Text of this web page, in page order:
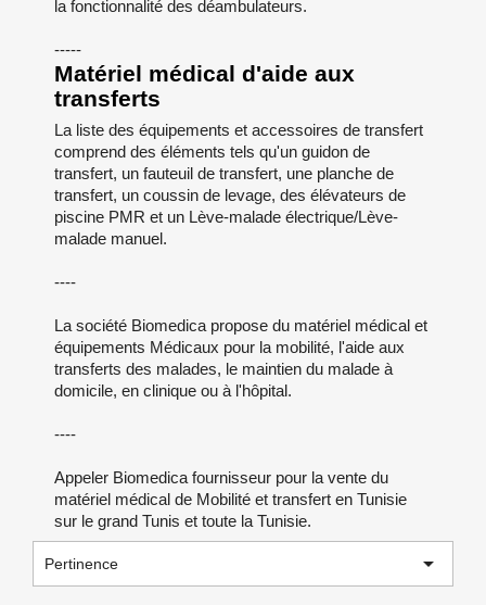
la fonctionnalité des déambulateurs.
-----
Matériel médical d'aide aux
transferts
La liste des équipements et accessoires de transfert
comprend des éléments tels qu'un guidon de
transfert, un fauteuil de transfert, une planche de
transfert, un coussin de levage, des élévateurs de
piscine PMR et un Lève-malade électrique/Lève-
malade manuel.
----
La société Biomedica propose du matériel médical et
équipements Médicaux pour la mobilité, l'aide aux
transferts des malades, le maintien du malade à
domicile, en clinique ou à l'hôpital.
----
Appeler Biomedica fournisseur pour la vente du
matériel médical de Mobilité et transfert en Tunisie
sur le grand Tunis et toute la Tunisie.
Pertinence 